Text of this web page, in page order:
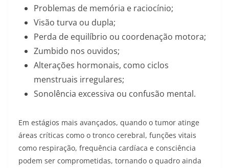
Problemas de memória e raciocínio;
Visão turva ou dupla;
Perda de equilíbrio ou coordenação motora;
Zumbido nos ouvidos;
Alterações hormonais, como ciclos
menstruais irregulares;
Sonolência excessiva ou confusão mental.
Em estágios mais avançados, quando o tumor atinge
áreas críticas como o tronco cerebral, funções vitais
como respiração, frequência cardíaca e consciência
podem ser comprometidas, tornando o quadro ainda